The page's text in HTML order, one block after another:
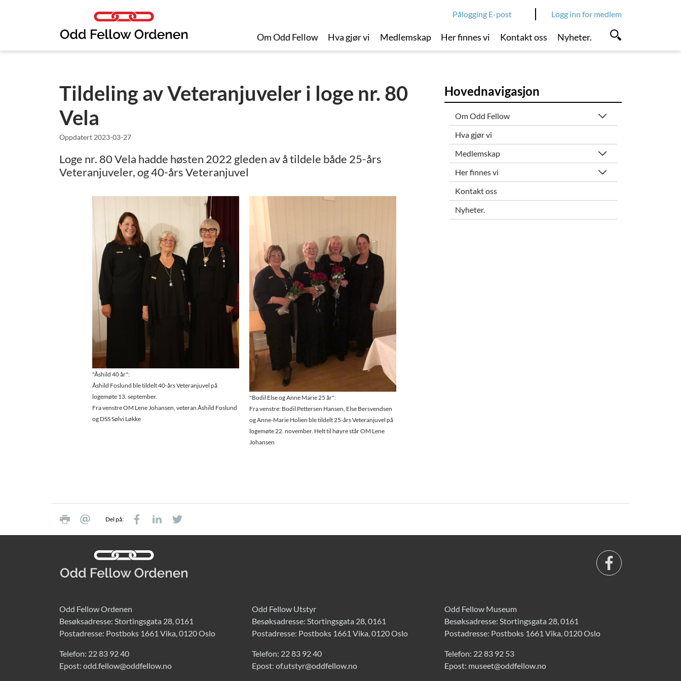
Logg inn for medlem
Pålogging E-post
Om Odd Fellow Hva gjør vi Medlemskap Her finnes vi Kontakt oss Nyheter.
Tildeling av Veteranjuveler i loge nr. 80
Vela
Oppdatert 2023-03-27
Loge nr. 80 Vela hadde høsten 2022 gleden av å tildele både 25-års
Veteranjuveler, og 40-års Veteranjuvel
"Åshild 40 år":
Åshild Foslund ble tildelt 40-års Veteranjuvel på
logemøte 13. september.
Fra venstre OM Lene Johansen, veteran Åshild Foslund
og DSS Sølvi Løkke
"Bodil Else og Anne Marie 25 år":
Fra venstre: Bodil Pettersen Hansen, Else Bersvendsen
og Anne-Marie Holien ble tildelt 25-års Veteranjuvel på
logemøte 22. november. Helt til høyre står OM Lene
Johansen
Hovednavigasjon
Om Odd Fellow
Hva gjør vi
Medlemskap
Her finnes vi
Kontakt oss
Nyheter.
Del på:
Odd Fellow Ordenen
Besøksadresse: Stortingsgata 28, 0161
Postadresse: Postboks 1661 Vika, 0120 Oslo
Telefon: 22 83 92 40
Epost: odd.fellow@oddfellow.no
Odd Fellow Utstyr
Besøksadresse: Stortingsgata 28, 0161
Postadresse: Postboks 1661 Vika, 0120 Oslo
Telefon: 22 83 92 40
Epost: of.utstyr@oddfellow.no
Odd Fellow Museum
Besøksadresse: Stortingsgata 28, 0161
Postadresse: Postboks 1661 Vika, 0120 Oslo
Telefon: 22 83 92 53
Epost: museet@oddfellow.no